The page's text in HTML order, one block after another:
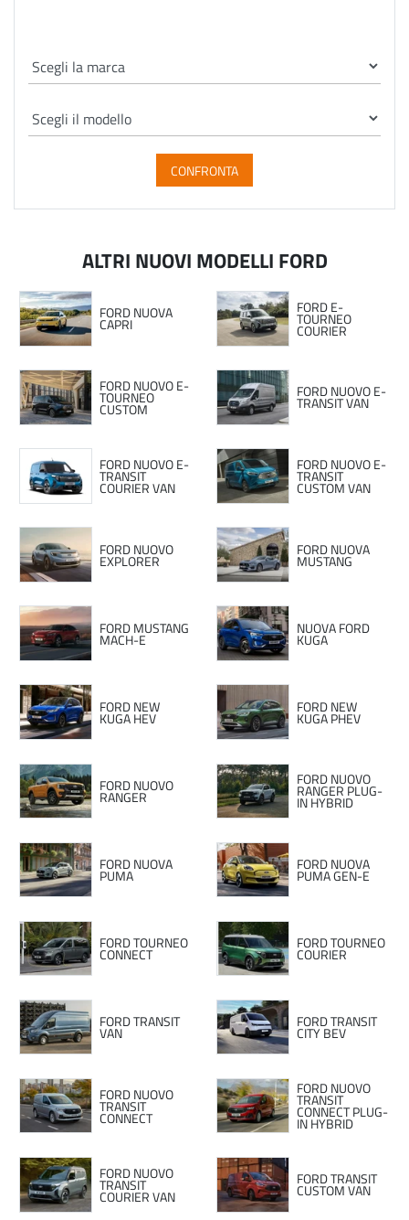
CONFRONTA
ALTRI NUOVI MODELLI FORD
FORD NUOVA
CAPRI
FORD E-
TOURNEO
COURIER
FORD NUOVO E-
TOURNEO
CUSTOM
FORD NUOVO E-
TRANSIT VAN
FORD NUOVO E-
TRANSIT
COURIER VAN
FORD NUOVO E-
TRANSIT
CUSTOM VAN
FORD NUOVO
EXPLORER
FORD NUOVA
MUSTANG
FORD MUSTANG
MACH-E
NUOVA FORD
KUGA
FORD NEW
KUGA HEV
FORD NEW
KUGA PHEV
FORD NUOVO
RANGER
FORD NUOVO
RANGER PLUG-
IN HYBRID
FORD NUOVA
PUMA
FORD NUOVA
PUMA GEN-E
FORD TOURNEO
CONNECT
FORD TOURNEO
COURIER
FORD TRANSIT
VAN
FORD TRANSIT
CITY BEV
FORD NUOVO
TRANSIT
CONNECT
FORD NUOVO
TRANSIT
CONNECT PLUG-
IN HYBRID
FORD NUOVO
TRANSIT
COURIER VAN
FORD TRANSIT
CUSTOM VAN